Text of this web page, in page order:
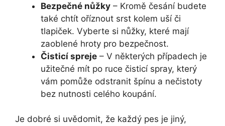
Bezpečné nůžky – Kromě česání budete
také chtít oříznout srst kolem uší či
tlapiček. Vyberte si nůžky, které mají
zaoblené hroty pro bezpečnost.
Čisticí spreje – V některých případech je
užitečné mít po ruce čisticí spray, který
vám pomůže odstranit špínu a nečistoty
bez nutnosti celého koupání.
Je dobré si uvědomit, že každý pes je jiný,